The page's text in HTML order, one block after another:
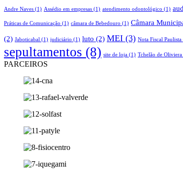
Andre Naves (1) Assédio em empresas (1) atendimento odontológico (1)
Práticas de Comunicação (1) câmara de Bebedouro (1) Câmara
(2) Jaboticabal (1) judiciário (1) luto (2) MEI (3) Nota Fiscal Paulista
sepultamentos (8) site de loja (1) Tchelão de Oliviera
PARCEIROS